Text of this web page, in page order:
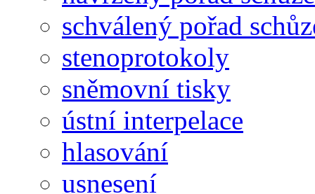
schválený pořad
stenoprotokoly
sněmovní tisky
ústní interpelace
hlasování
usnesení